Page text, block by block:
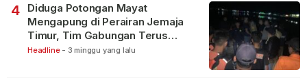
4
Diduga Potongan Mayat
Mengapung di Perairan Jemaja
Timur, Tim Gabungan Terus
Lakukan Pencarian
Headline - 3 minggu yang lalu